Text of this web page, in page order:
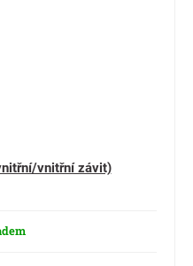
vnitřní závit)